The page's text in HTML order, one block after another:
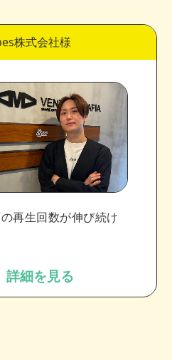
株式会社様
再生回数が伸び続け
詳細を見る